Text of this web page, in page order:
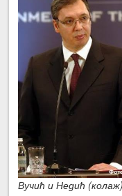
Вучић и Недић